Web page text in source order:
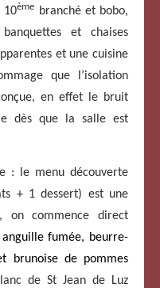
10ème
branché et bobo,
et chaises
et une cuisine
que l’isolation
en effet le bruit
dès que la salle est
: le menu découverte
+ 1 dessert) est une
on commence direct
anguille fumée, beurre-
brunoise de pommes
de St Jean de Luz